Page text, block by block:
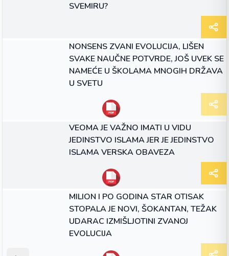
SVEMIRU?
NONSENS ZVANI EVOLUCIJA, LIŠEN
SVAKE NAUČNE POTVRDE, JOŠ UVEK SE
NAMEĆE U ŠKOLAMA MNOGIH DRŽAVA
U SVETU
VEOMA JE VAŽNO IMATI U VIDU
JEDINSTVO ISLAMA JER JE JEDINSTVO
ISLAMA VERSKA OBAVEZA
MILION I PO GODINA STAR OTISAK
STOPALA JE NOVI, ŠOKANTAN, TEŽAK
UDARAC IZMIŠLJOTINI ZVANOJ
EVOLUCIJA